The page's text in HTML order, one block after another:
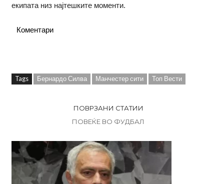
екипата низ најтешките моменти.
Коментари
Tags Бернардо Силва Манчестер сити Топ Вести
ПОВРЗАНИ СТАТИИ
ПОВЕЌЕ ВО ФУДБАЛ